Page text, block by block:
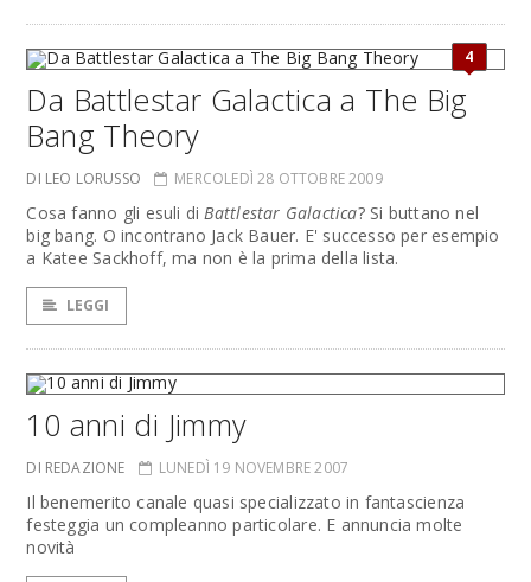
4
Da Battlestar Galactica a The Big
Bang Theory
DI LEO LORUSSO MERCOLEDÌ 28 OTTOBRE 2009
Cosa fanno gli esuli diBattlestar Galactica? Si buttano nel
big bang. O incontrano Jack Bauer. E' successo per esempio
a Katee Sackhoff, ma non è la prima della lista.
LEGGI
10 anni di Jimmy
DI REDAZIONE LUNEDÌ 19 NOVEMBRE 2007
Il benemerito canale quasi specializzato in fantascienza
festeggia un compleanno particolare. E annuncia molte
novità